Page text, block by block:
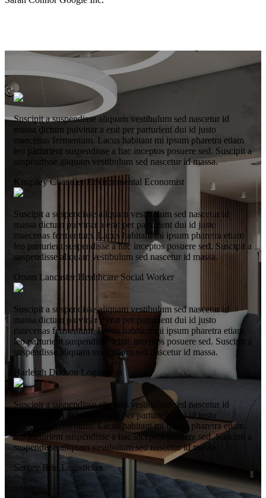
Suscipit a suspendisse aliquam vestibulum sed nascetur id
massa dictum pulvinar a erat per parturient dui id justo
maecenas fermentum. Lacus habitant mi ipsum pharetra etiam
leo parturient suspendisse a hac inceptos posuere sed. Suscipit a
suspendisse aliquam vestibulum sed nascetur id massa.
Kingsley ChandlerEnvironmental Economist
Suscipit a suspendisse aliquam vestibulum sed nascetur id
massa dictum pulvinar a erat per parturient dui id justo
maecenas fermentum. Lacus habitant mi ipsum pharetra etiam
leo parturient suspendisse a hac inceptos posuere sed. Suscipit a
suspendisse aliquam vestibulum sed nascetur id massa.
Orson Lancaster Healthcare Social Worker
Suscipit a suspendisse aliquam vestibulum sed nascetur id
massa dictum pulvinar a erat per parturient dui id justo
maecenas fermentum. Lacus habitant mi ipsum pharetra etiam
leo parturient suspendisse a hac inceptos posuere sed. Suscipit a
suspendisse aliquam vestibulum sed nascetur id massa.
Harleigh Dodson Logistician
Suscipit a suspendisse aliquam vestibulum sed nascetur id
massa dictum pulvinar a erat per parturient dui id justo
maecenas fermentum. Lacus habitant mi ipsum pharetra etiam
leo parturient suspendisse a hac inceptos posuere sed. Suscipit a
suspendisse aliquam vestibulum sed nascetur id massa.
Sergey Brin Logistician